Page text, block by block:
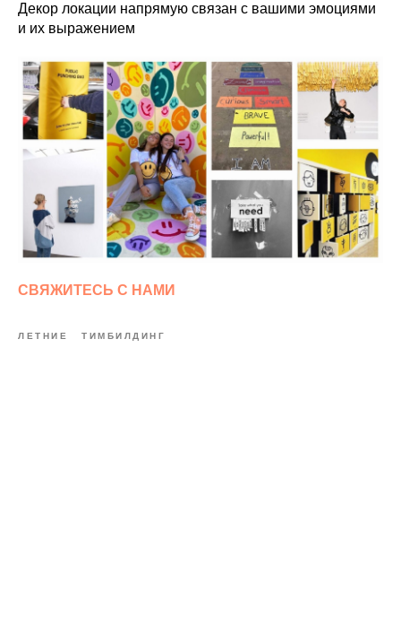
Декор локации напрямую связан с вашими эмоциями
и их выражением
СВЯЖИТЕСЬ С НАМИ
ЛЕТНИЕ ТИМБИЛДИНГ